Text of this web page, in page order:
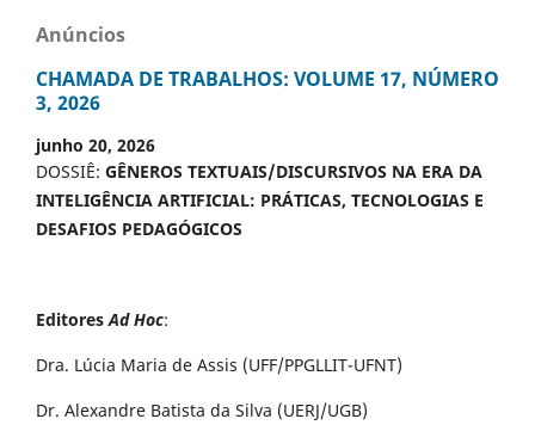
Anúncios
CHAMADA DE TRABALHOS: VOLUME 17, NÚMERO
3, 2026
junho 20, 2026
DOSSIÊ: GÊNEROS TEXTUAIS/DISCURSIVOS NA ERA DA
INTELIGÊNCIA ARTIFICIAL: PRÁTICAS, TECNOLOGIAS E
DESAFIOS PEDAGÓGICOS
EditoresAd Hoc:
Dra. Lúcia Maria de Assis (UFF/PPGLLIT-UFNT)
Dr. Alexandre Batista da Silva (UERJ/UGB)